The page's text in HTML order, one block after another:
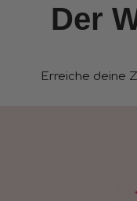
Der
Erreiche deine